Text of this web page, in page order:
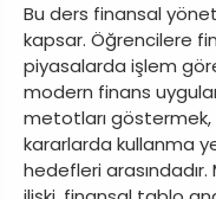
Bu ders finansal
kapsar. Öğrencilere
piyasalarda işlem
modern finans
metotları göstermek,
kararlarda kullanma
hedefleri